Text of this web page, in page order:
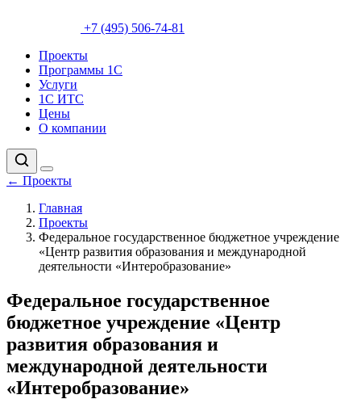
+7 (495) 506-74-81
Проекты
Программы 1С
Услуги
1С ИТС
Цены
О компании
← Проекты
Главная
Проекты
Федеральное государственное бюджетное учреждение
«Центр развития образования и международной
деятельности «Интеробразование»
Федеральное государственное
бюджетное учреждение «Центр
развития образования и
международной деятельности
«Интеробразование»